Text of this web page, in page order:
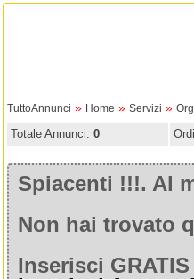
TuttoAnnunci » Home » Servizi »
Totale Annunci: 0
Spiacenti !!!. Al
Non hai trovato
Inserisci